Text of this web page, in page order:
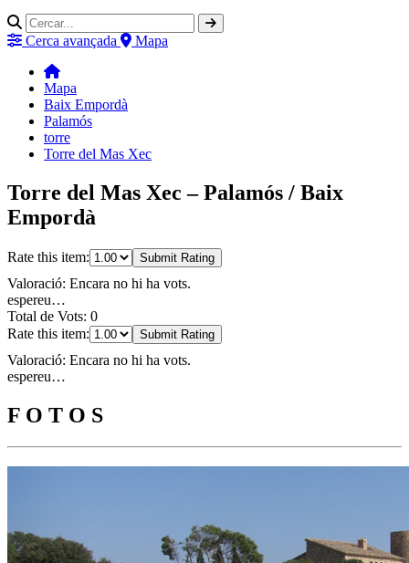
Cerca avançada Mapa
Mapa
Baix Empordà
Palamós
torre
Torre del Mas Xec
Torre del Mas Xec – Palamós / Baix
Empordà
Rate this item: Submit Rating
Valoració: Encara no hi ha vots.
espereu…
Total de Vots: 0
Rate this item:
Submit Rating
Valoració: Encara no hi ha vots.
espereu…
F O T O S